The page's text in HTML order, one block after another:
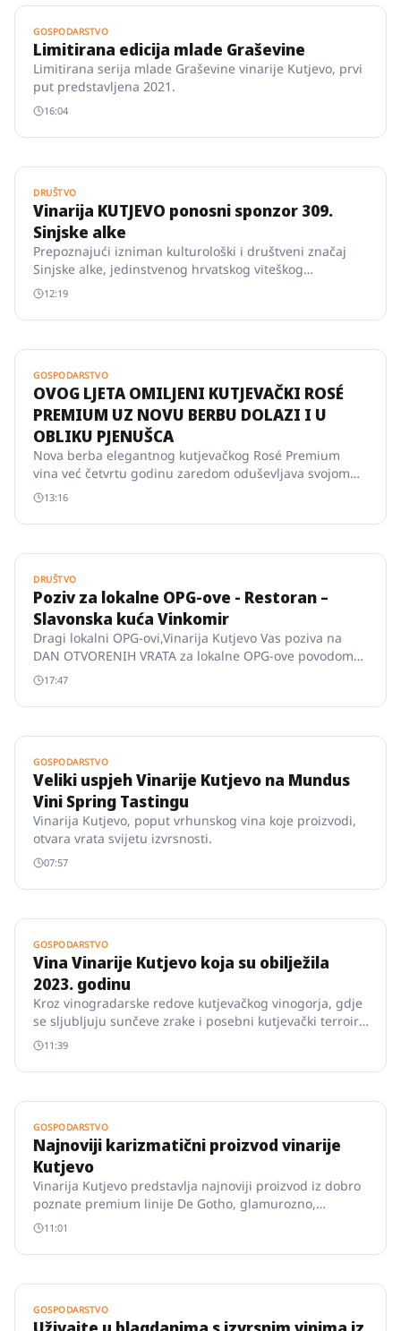
GOSPODARSTVO
Limitirana edicija mlade Graševine
Limitirana serija mlade Graševine vinarije Kutjevo, prvi
put predstavljena 2021.
16:04
DRUŠTVO
Vinarija KUTJEVO ponosni sponzor 309.
Sinjske alke
Prepoznajući izniman kulturološki i društveni značaj
Sinjske alke, jedinstvenog hrvatskog viteškog
nadmetanja, vinarija KUTJEVO s ponosom sponzorira
alkara.
12:19
GOSPODARSTVO
OVOG LJETA OMILJENI KUTJEVAČKI ROSÉ
PREMIUM UZ NOVU BERBU DOLAZI I U
OBLIKU PJENUŠCA
Nova berba elegantnog kutjevačkog Rosé Premium
vina već četvrtu godinu zaredom oduševljava svojom
svježinom i mineralnošću, ali i ugodnom aromom te
atraktivnom bojom za koju su zaslužne Pinot Noir i
Zweigelt sorte.
13:16
DRUŠTVO
Poziv za lokalne OPG-ove - Restoran –
Slavonska kuća Vinkomir
Dragi lokalni OPG-ovi,Vinarija Kutjevo Vas poziva na
DAN OTVORENIH VRATA za lokalne OPG-ove povodom
otvorenja restorana Slavonska kuća Vinkomir.Želimo
stvoriti sinergiju s lokalnim proizvođačima te zajedno
oživjeti autentični okus Slavonije.Tražimo
17:47
GOSPODARSTVO
Veliki uspjeh Vinarije Kutjevo na Mundus
Vini Spring Tastingu
Vinarija Kutjevo, poput vrhunskog vina koje proizvodi,
otvara vrata svijetu izvrsnosti.
07:57
GOSPODARSTVO
Vina Vinarije Kutjevo koja su obilježila
2023. godinu
Kroz vinogradarske redove kutjevačkog vinogorja, gdje
se sljubljuju sunčeve zrake i posebni kutjevački terroir,
2023.
11:39
GOSPODARSTVO
Najnoviji karizmatični proizvod vinarije
Kutjevo
Vinarija Kutjevo predstavlja najnoviji proizvod iz dobro
poznate premium linije De Gotho, glamurozno,
pjenušavo vino De Gotho Chardonnay.
11:01
GOSPODARSTVO